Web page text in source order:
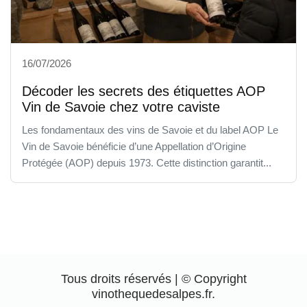
16/07/2026
Décoder les secrets des étiquettes AOP
Vin de Savoie chez votre caviste
Les fondamentaux des vins de Savoie et du label AOP Le
Vin de Savoie bénéficie d’une Appellation d’Origine
Protégée (AOP) depuis 1973. Cette distinction garantit...
Tous droits réservés | © Copyright
vinothequedesalpes.fr.